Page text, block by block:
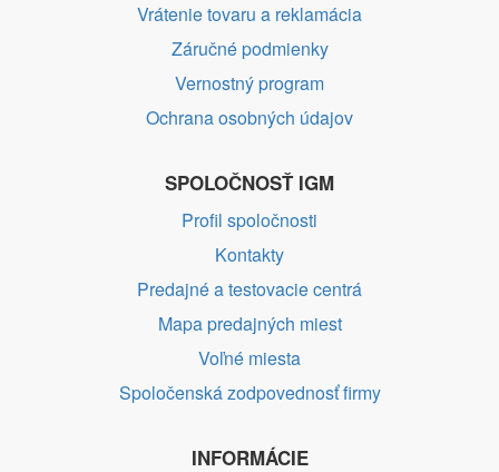
Vrátenie tovaru a reklamácia
Záručné podmienky
Vernostný program
Ochrana osobných údajov
SPOLOČNOSŤ IGM
Profil spoločnosti
Kontakty
Predajné a testovacie centrá
Mapa predajných miest
Voľné miesta
Spoločenská zodpovednosť firmy
INFORMÁCIE